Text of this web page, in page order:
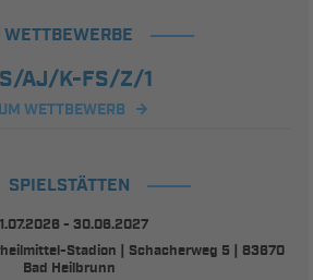
WETTBEWERBE
AJ/K-FS/Z/1
WETTBEWERB
SPIELSTÄTTEN
- 30.06.2027
Stadion | Schacherweg 5 | 83670
Bad Heilbrunn